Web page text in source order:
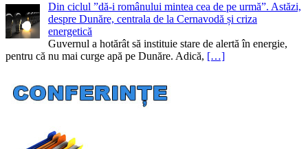
Din ciclul ”dă-i românului mintea cea de pe urmă”. Astăzi,
despre Dunăre, centrala de la Cernavodă și criza
energetică
Guvernul a hotărât să instituie stare de alertă în energie,
pentru că nu mai curge apă pe Dunăre. Adică, […]